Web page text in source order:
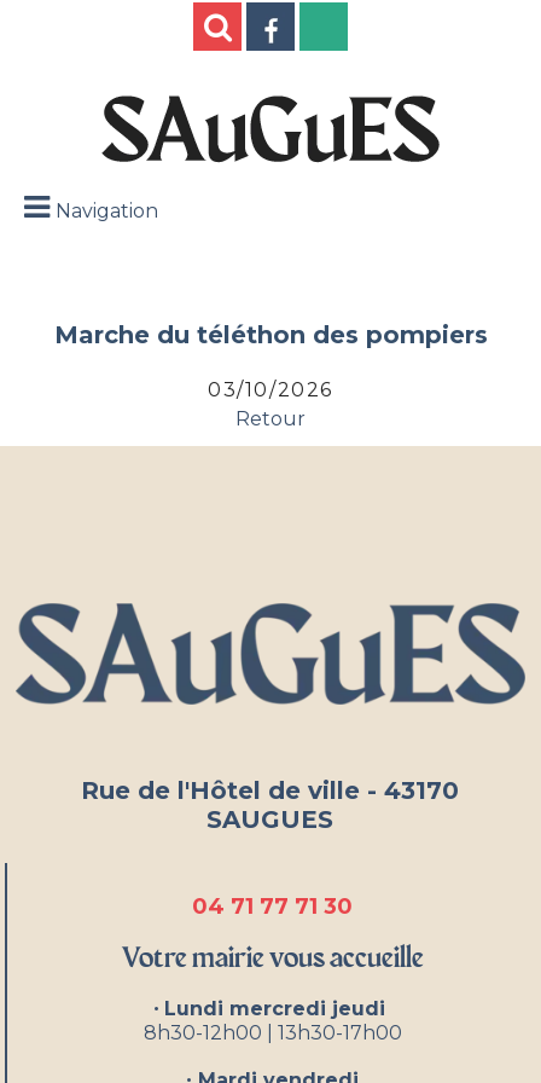
Navigation
Marche du téléthon des pompiers
03/10/2026
Retour
Rue de l'Hôtel de ville - 43170
SAUGUES
04 71 77 71 30
Votre mairie vous accueille
• Lundi mercredi jeudi
8h30-12h00 | 13h30-17h00